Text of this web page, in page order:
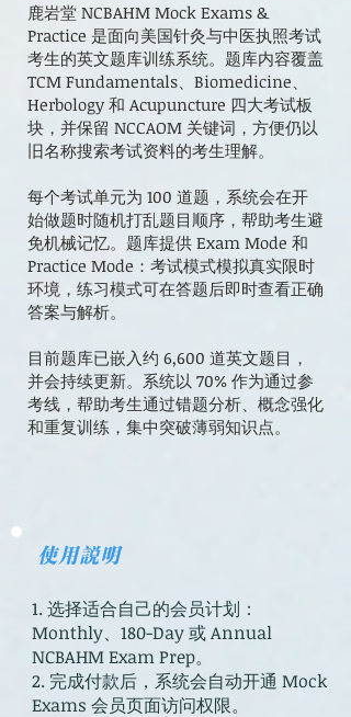
鹿岩堂 NCBAHM Mock Exams &
Practice 是面向美国针灸与中医执照考试
考生的英文题库训练系统。题库内容覆盖
TCM Fundamentals、Biomedicine、
Herbology 和 Acupuncture 四大考试板
块，并保留 NCCAOM 关键词，方便仍以
旧名称搜索考试资料的考生理解。
每个考试单元为 100 道题，系统会在开
始做题时随机打乱题目顺序，帮助考生避
免机械记忆。题库提供 Exam Mode 和
Practice Mode：考试模式模拟真实限时
环境，练习模式可在答题后即时查看正确
答案与解析。
目前题库已嵌入约 6,600 道英文题目，
并会持续更新。系统以 70% 作为通过参
考线，帮助考生通过错题分析、概念强化
和重复训练，集中突破薄弱知识点。
​使用说明
1. 选择适合自己的会员计划：
Monthly、180-Day 或 Annual
NCBAHM Exam Prep。
2. 完成付款后，系统会自动开通 Mock
Exams 会员页面访问权限。